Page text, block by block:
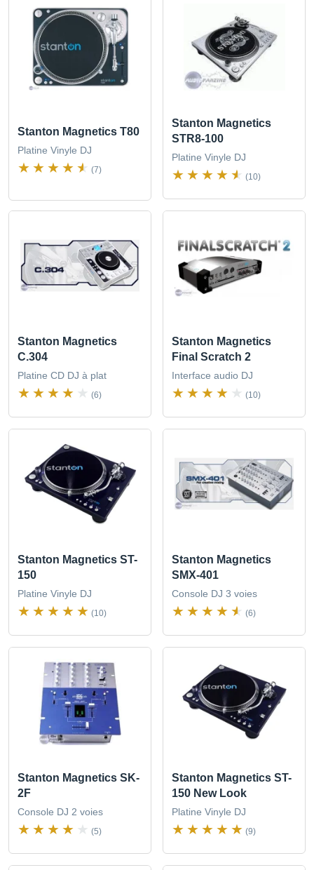
Stanton Magnetics T80
Platine Vinyle DJ
(7)
Stanton Magnetics
STR8-100
Platine Vinyle DJ
(10)
Stanton Magnetics
C.304
Platine CD DJ à plat
(6)
Stanton Magnetics
Final Scratch 2
Interface audio DJ
(10)
Stanton Magnetics ST-
150
Platine Vinyle DJ
(10)
Stanton Magnetics
SMX-401
Console DJ 3 voies
(6)
Stanton Magnetics SK-
2F
Console DJ 2 voies
(5)
Stanton Magnetics ST-
150 New Look
Platine Vinyle DJ
(9)